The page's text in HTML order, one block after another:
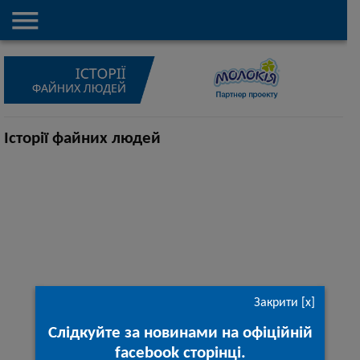

Історії файних людей
Закрити [x]
Слідкуйте за новинами на офіційній
facebook сторінці.